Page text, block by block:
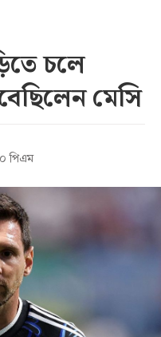
চলে
মেসি
পিএম